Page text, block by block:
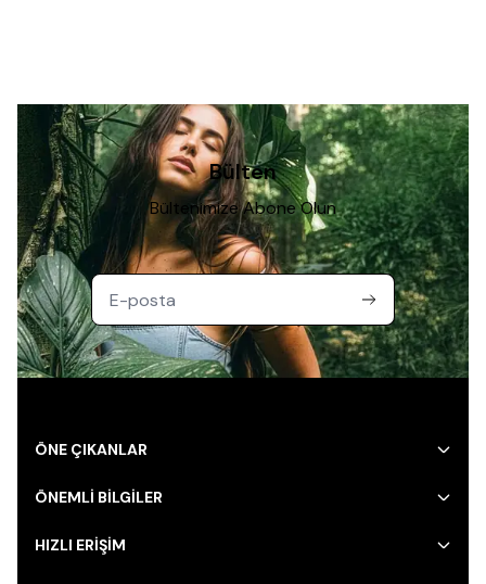
Bülten
Bültenimize Abone Olun
ÖNE ÇIKANLAR
ÖNEMLİ BİLGİLER
HIZLI ERİŞİM